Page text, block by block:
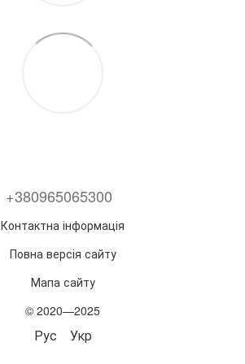
+380965065300
Контактна інформація
Повна версія сайту
Мапа сайту
© 2020—2025
Рус Укр